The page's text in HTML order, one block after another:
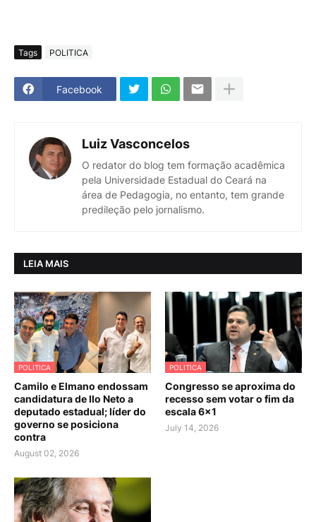
Tags POLITICA
Facebook
Luiz Vasconcelos
O redator do blog tem formação acadêmica
pela Universidade Estadual do Ceará na
área de Pedagogia, no entanto, tem grande
predileção pelo jornalismo.
LEIA MAIS
POLITICA
Camilo e Elmano endossam
candidatura de Ilo Neto a
deputado estadual; líder do
governo se posiciona
contra
August 02, 2026
POLITICA
Congresso se aproxima do
recesso sem votar o fim da
escala 6×1
July 14, 2026